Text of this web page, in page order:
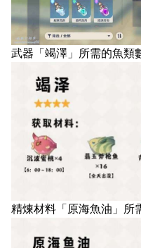
武器「竭澤」所需的魚類
精煉材料「原海魚油」所